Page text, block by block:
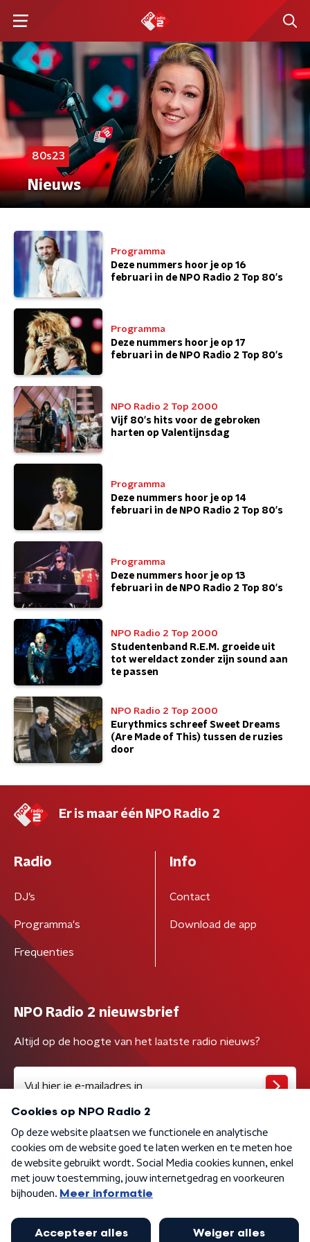
80s23
Nieuws
Programma
Deze nummers hoor je op 16
februari in de NPO Radio 2 Top 80's
Programma
Deze nummers hoor je op 17
februari in de NPO Radio 2 Top 80's
NPO Radio 2 Top 2000
Vijf 80's hits voor de gebroken
harten op Valentijnsdag
Programma
Deze nummers hoor je op 14
februari in de NPO Radio 2 Top 80's
Programma
Deze nummers hoor je op 13
februari in de NPO Radio 2 Top 80's
NPO Radio 2 Top 2000
Studentenband R.E.M. groeide uit
tot wereldact zonder zijn sound aan
te passen
NPO Radio 2 Top 2000
Eurythmics schreef Sweet Dreams
(Are Made of This) tussen de ruzies
door
Er is maar één NPO Radio 2
Radio
DJ’s
Programma's
Frequenties
Info
Contact
Download de app
NPO Radio 2 nieuwsbrief
Altijd op de hoogte van het laatste radio nieuws?
Algemene voorwaarden